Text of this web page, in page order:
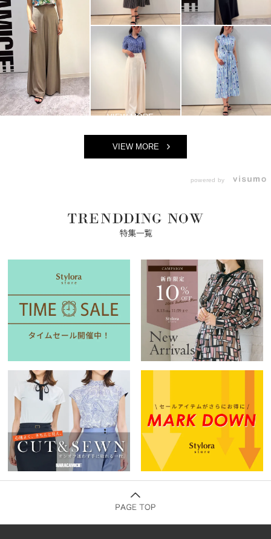
VIEW MORE
powered by